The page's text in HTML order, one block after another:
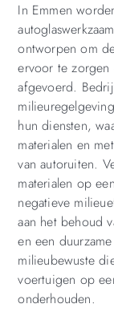
In Emmen
ontworpen om
ervoor te
afgevoerd.
hun diensten,
materialen en
van autoruiten.
materialen op
negatieve
aan het behoud
en een
milieubewuste
voertuigen op
onderhouden.